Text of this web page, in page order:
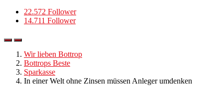
22.572 Follower
14.711 Follower
Wir lieben Bottrop
Bottrops Beste
Sparkasse
In einer Welt ohne Zinsen müssen Anleger umdenken